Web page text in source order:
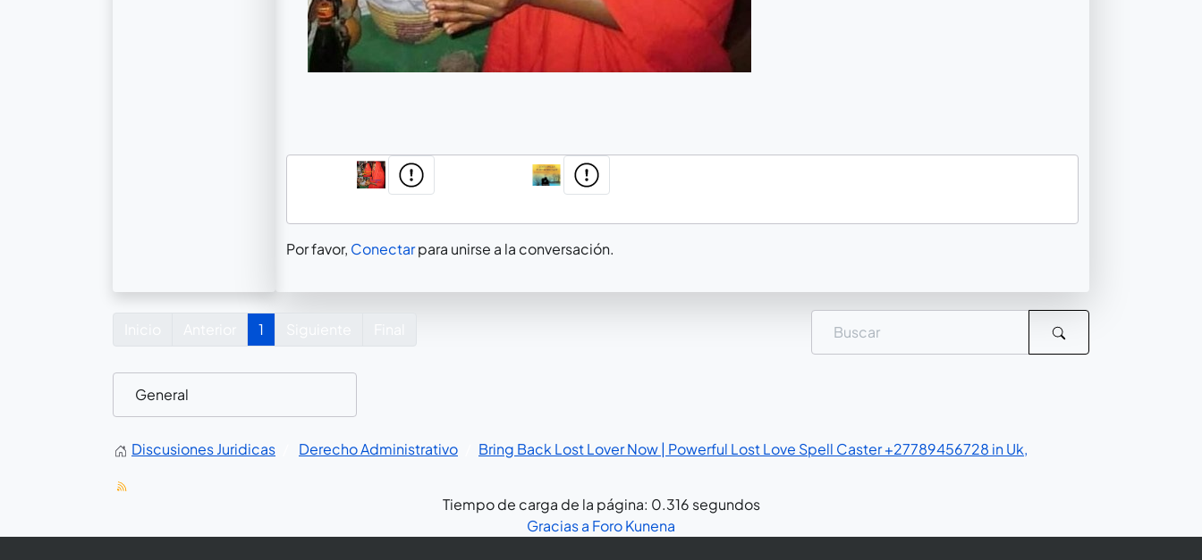
Por favor, Conectarpara unirse a la conversación.
1
Discusiones Juridicas Derecho Administrativo Bring Back Lost Lover Now | Powerful Lost Love Spell Caster‎ +27789456728 in Uk,
Tiempo de carga de la página: 0.316 segundos
Gracias a Foro Kunena